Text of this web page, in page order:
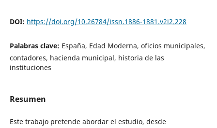
DOI: https://doi.org/10.26784/issn.1886-1881.v2i2.228
Palabras clave: España, Edad Moderna, oficios municipales,
contadores, hacienda municipal, historia de las
instituciones
Resumen
Este trabajo pretende abordar el estudio, desde